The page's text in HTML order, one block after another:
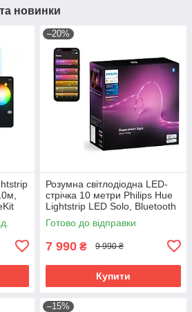
новинки
–20%
Розумна світлодіодна LED-
стрічка 10 метри Philips Hue
Lightstrip LED Solo, Bluetooth
HomeKit RGBWW
Готово до відправки
7 990 ₴ 9 990 ₴
Купити
–15%